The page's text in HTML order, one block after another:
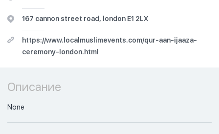
167 cannon street road, london E1 2LX
https://www.localmuslimevents.com/qur-aan-ijaaza-
ceremony-london.html
Описание
None